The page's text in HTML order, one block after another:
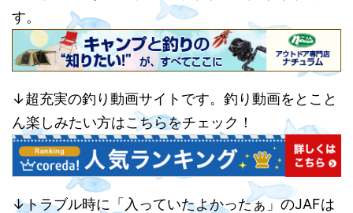
す。
↓超充実の釣り動画サイトです。釣り動画をとこと
ん楽しみたい方はこちらをチェック！
↓トラブル時に「入っていたよかったぁ」のJAFは